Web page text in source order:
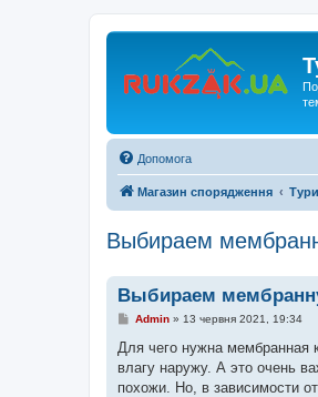
Допомога
Магазин спорядження
Выбираем
Выбираем
П
в
д
о
Admin» 13 червня 2021, 19:34
Для чего нужна мембранная
влагу наружу. А это очень
похожи. Но, в зависимости